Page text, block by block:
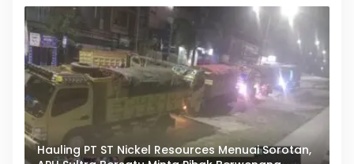
Hauling PT ST Nickel Resources Menuai Sorotan,